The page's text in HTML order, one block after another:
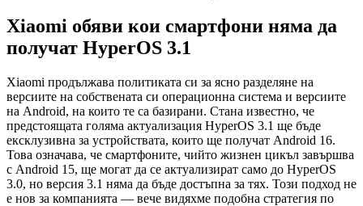
Xiaomi обяви кои смартфони няма да
получат HyperOS 3.1
Xiaomi продължава политиката си за ясно разделяне на
версиите на собствената си операционна система и версиите
на Android, на които те са базирани. Стана известно, че
предстоящата голяма актуализация HyperOS 3.1 ще бъде
ексклузивна за устройствата, които ще получат Android 16.
Това означава, че смартфоните, чийто жизнен цикъл завършва
с Android 15, ще могат да се актуализират само до HyperOS
3.0, но версия 3.1 няма да бъде достъпна за тях. Този подход не
е нов за компанията — вече видяхме подобна стратегия по